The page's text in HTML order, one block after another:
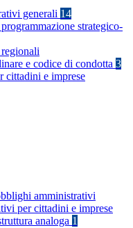
generali 14
strategico-
e codice di condotta 3
cittadini e imprese
amministrativi
per cittadini e imprese
analoga 1